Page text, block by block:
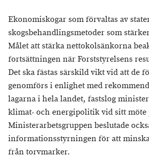
Ekonomiskogar som förvaltas av
skogsbehandlingsmetoder som
Målet att stärka nettokolsänkorna
fortsättningen när Forststyrelsens
Det ska fästas särskild vikt vid att de
genomförs i enlighet med
lagarna i hela landet, fastslog
klimat- och energipolitik vid sitt möte
Ministerarbetsgruppen beslutade
informationsstyrningen för att
från torvmarker.